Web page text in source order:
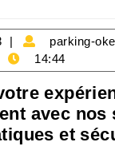
21
juillet
2023
parking-
14:44
avec nos
et